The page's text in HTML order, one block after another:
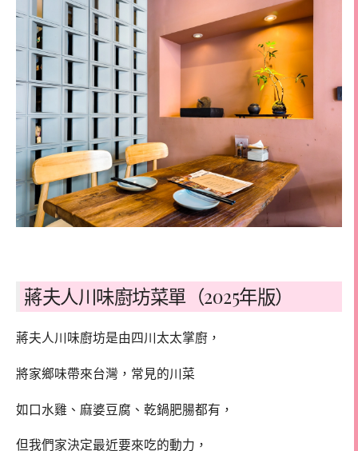
蔣夫人川味廚坊菜單（2025年版）
蔣夫人川味廚坊是由四川太太掌廚，
將家鄉味帶來台灣，常見的川菜
如口水雞、麻婆豆腐、乾鍋肥腸都有，
但我們家決定最近要來吃的動力，